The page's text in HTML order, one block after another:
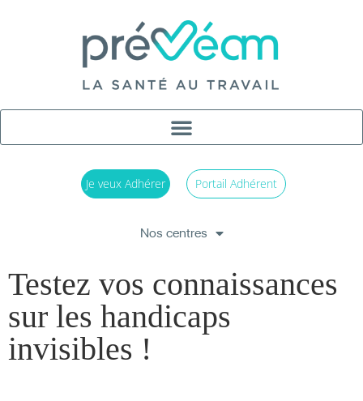
Je veux Adhérer Portail Adhérent
Nos centres
Testez vos connaissances
sur les handicaps
invisibles !